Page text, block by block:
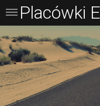
Placówki